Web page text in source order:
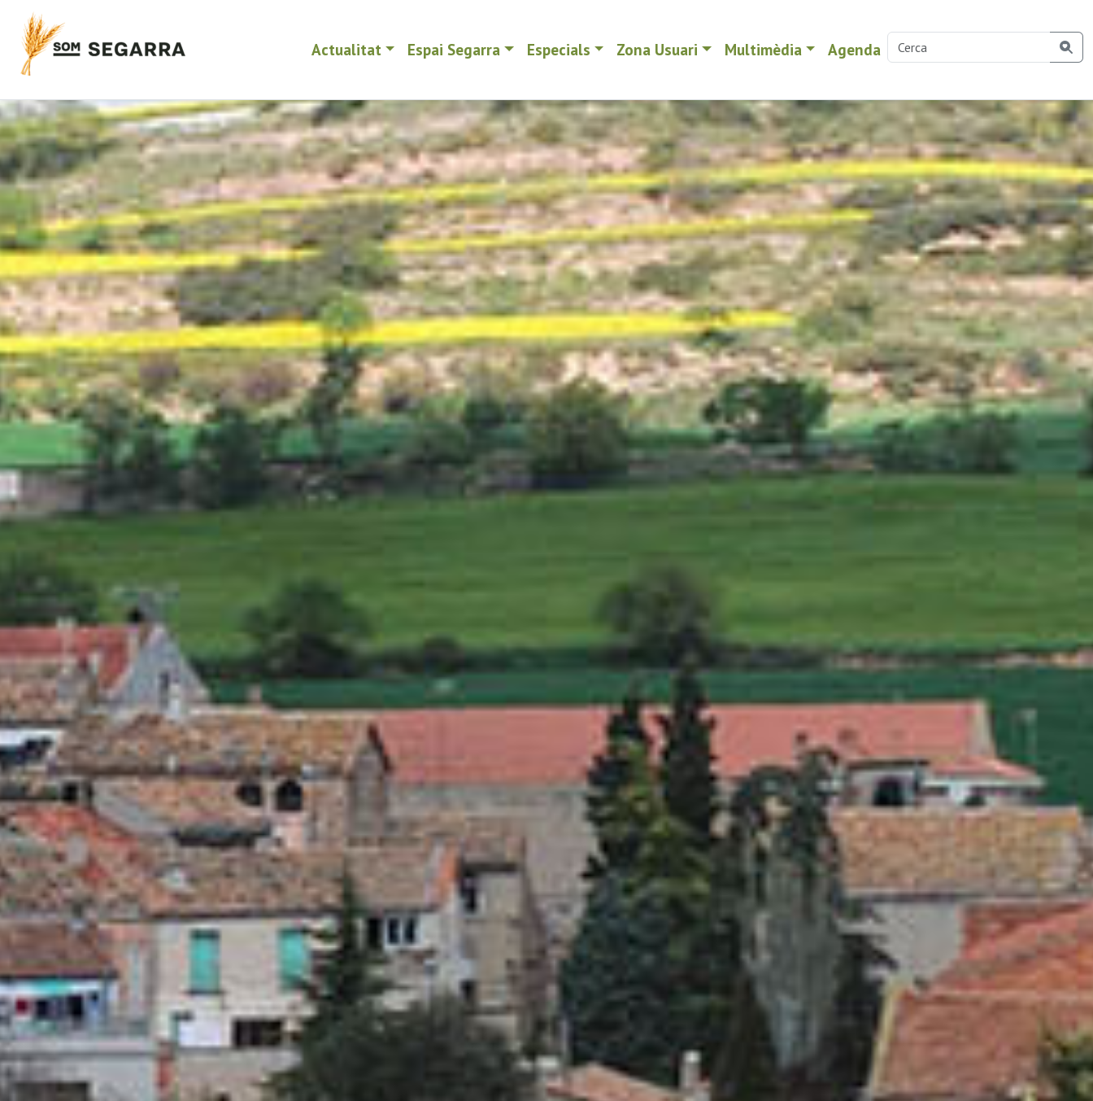
Actualitat Espai Segarra Especials Zona Usuari Multimèdia Agenda